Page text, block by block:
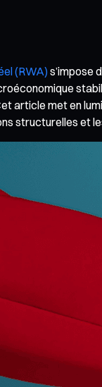
(RWA)s’impose
article met en
structurelles et